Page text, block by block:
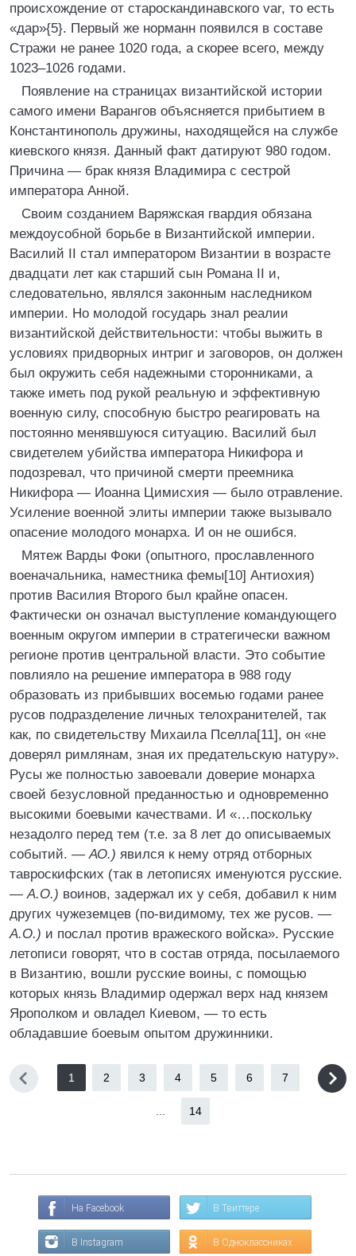
происхождение от староскандинавского var, то есть
«дар»{5}. Первый же норманн появился в составе
Стражи не ранее 1020 года, а скорее всего, между
1023–1026 годами.
Появление на страницах византийской истории
самого имени Варангов объясняется прибытием в
Константинополь дружины, находящейся на службе
киевского князя. Данный факт датируют 980 годом.
Причина — брак князя Владимира с сестрой
императора Анной.
Своим созданием Варяжская гвардия обязана
междоусобной борьбе в Византийской империи.
Василий II стал императором Византии в возрасте
двадцати лет как старший сын Романа II и,
следовательно, являлся законным наследником
империи. Но молодой государь знал реалии
византийской действительности: чтобы выжить в
условиях придворных интриг и заговоров, он должен
был окружить себя надежными сторонниками, а
также иметь под рукой реальную и эффективную
военную силу, способную быстро реагировать на
постоянно менявшуюся ситуацию. Василий был
свидетелем убийства императора Никифора и
подозревал, что причиной смерти преемника
Никифора — Иоанна Цимисхия — было отравление.
Усиление военной элиты империи также вызывало
опасение молодого монарха. И он не ошибся.
Мятеж Варды Фоки (опытного, прославленного
военачальника, наместника фемы[10] Антиохия)
против Василия Второго был крайне опасен.
Фактически он означал выступление командующего
военным округом империи в стратегически важном
регионе против центральной власти. Это событие
повлияло на решение императора в 988 году
образовать из прибывших восемью годами ранее
русов подразделение личных телохранителей, так
как, по свидетельству Михаила Пселла[11], он «не
доверял римлянам, зная их предательскую натуру».
Русы же полностью завоевали доверие монарха
своей безусловной преданностью и одновременно
высокими боевыми качествами. И «…поскольку
незадолго перед тем (т.е. за 8 лет до описываемых
событий. —АО.) явился к нему отряд отборных
тавроскифских (так в летописях именуются русские.
—А.О.) воинов, задержал их у себя, добавил к ним
других чужеземцев (по-видимому, тех же русов. —
А.О.) и послал против вражеского войска». Русские
летописи говорят, что в состав отряда, посылаемого
в Византию, вошли русские воины, с помощью
которых князь Владимир одержал верх над князем
Ярополком и овладел Киевом, — то есть
обладавшие боевым опытом дружинники.
1 2 3 4 5 6 7
14
На Facebook В Твиттере
В Instagram В Одноклассниках